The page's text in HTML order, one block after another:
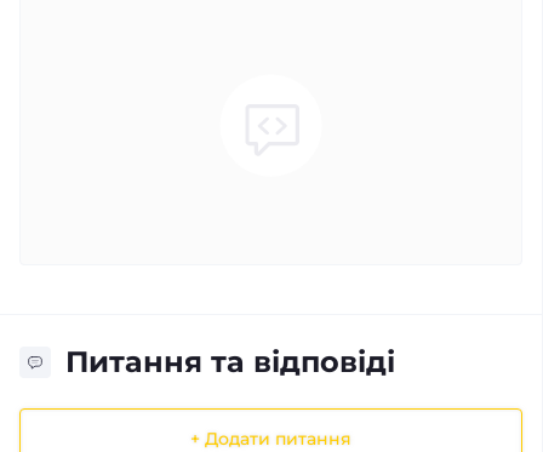
Питання та відповіді
+ Додати питання